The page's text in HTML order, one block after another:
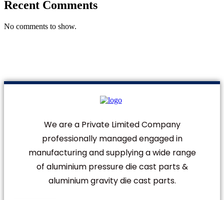
Recent Comments
No comments to show.
We are a Private Limited Company
professionally managed engaged in
manufacturing and supplying a wide range
of aluminium pressure die cast parts &
aluminium gravity die cast parts.